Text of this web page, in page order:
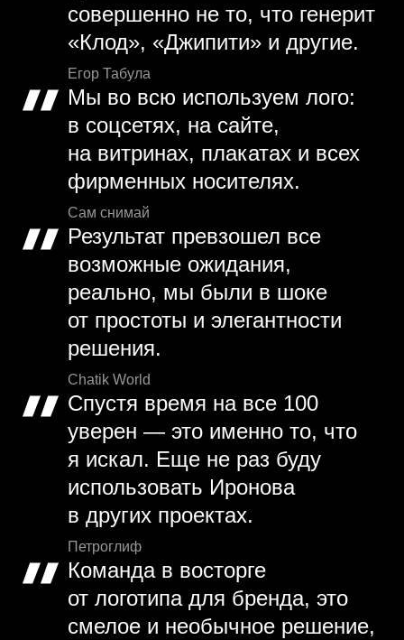
совершенно не то, что генерит
«Клод», «Джипити» и другие.
Егор Табула
Мы во всю используем лого:
в соцсетях, на сайте,
на витринах, плакатах и всех
фирменных носителях.
Сам снимай
Результат превзошел все
возможные ожидания,
реально, мы были в шоке
от простоты и элегантности
решения.
Chatik World
Спустя время на все 100
уверен — это именно то, что
я искал. Еще не раз буду
использовать Иронова
в других проектах.
Петроглиф
Команда в восторге
от логотипа для бренда, это
смелое и необычное решение,